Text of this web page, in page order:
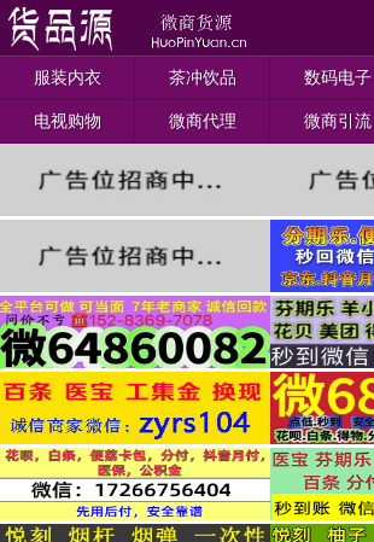
服装内衣 茶冲饮品 数码电子
电视购物 微商代理 微商引流